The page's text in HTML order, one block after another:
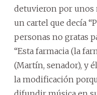
detuvieron por
un cartel que decía
personas no gratas
“Esta farmacia (la
(Martín, senador), y
la modificación